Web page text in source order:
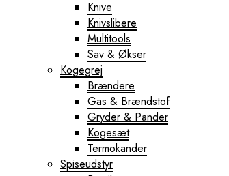
Knive
Knivslibere
Multitools
Sav & Økser
Kogegrej
Brændere
Gas & Brændstof
Gryder & Pander
Kogesæt
Termokander
Spiseudstyr